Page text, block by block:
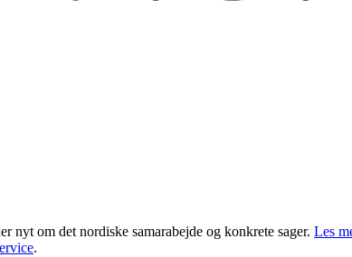
nyt om det nordiske samarabejde og konkrete sager. Les
.